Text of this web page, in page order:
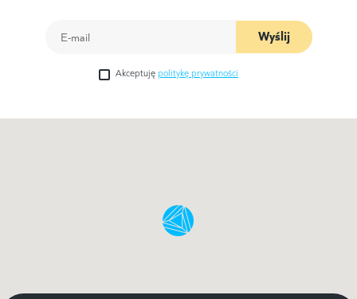
Wyślij
Akceptuję politykę prywatności